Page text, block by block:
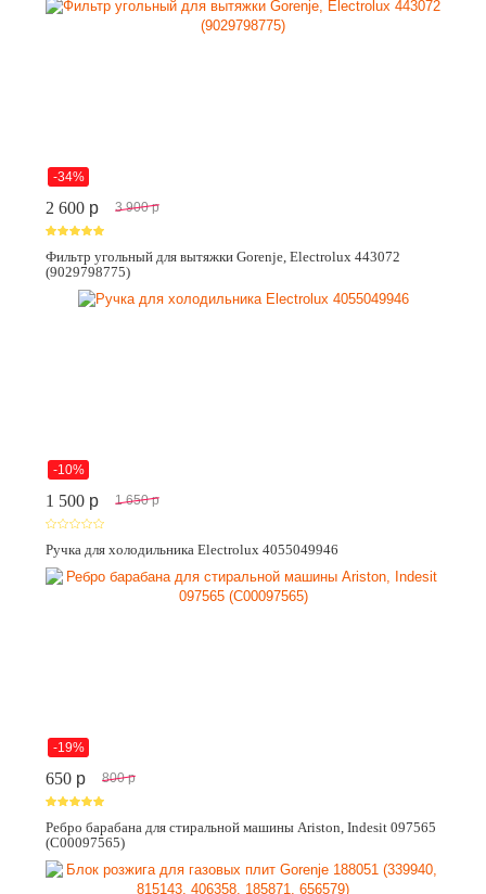
-34%
2 600 p 3 900 p
Фильтр угольный для вытяжки Gorenje, Electrolux 443072
(9029798775)
-10%
1 500 p 1 650 p
Ручка для холодильника Electrolux 4055049946
-19%
650 p 800 p
Ребро барабана для стиральной машины Ariston, Indesit 097565
(C00097565)